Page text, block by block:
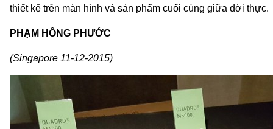
thiết kế trên màn hình và sản phẩm cuối cùng giữa đời thực.
PHẠM HỒNG PHƯỚC
(Singapore 11-12-2015)